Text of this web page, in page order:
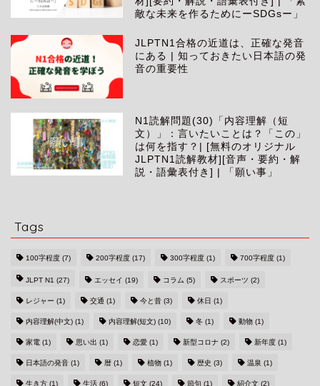
敵な未来を作るためにーSDGsー」
JLPTN1合格の近道は、正確な発音
にある | 知っておきたい日本語の発
音の重要性
N1読解問題(30)「内容理解（短
文）」：言いたいことは？「この」
は何を指す？| [無料のオリジナル
JLPTN1読解教材][音声・要約・解
説・語彙表付き] | 「願い事」
Tags
100字程度 (7) 200字程度 (17) 300字程度 (1) 700字程度 (1)
JLPT N1 (27) エッセイ (19) コラム (5) スポーツ (2)
レジャー (1) 交通 (1) 今と昔 (3) 休日 (1)
内容理解(中文) (1) 内容理解(短文) (10) 冬 (1) 動物 (1)
家電 (1) 思い出 (1) 恋愛 (1) 新型コロナ (2) 新年度 (1)
日本語の発音 (1) 暦 (1) 植物 (1) 歴史 (3) 温泉 (1)
生き方 (1) 生活 (6) 短文 (24) 節句 (1) 紹介文 (2)